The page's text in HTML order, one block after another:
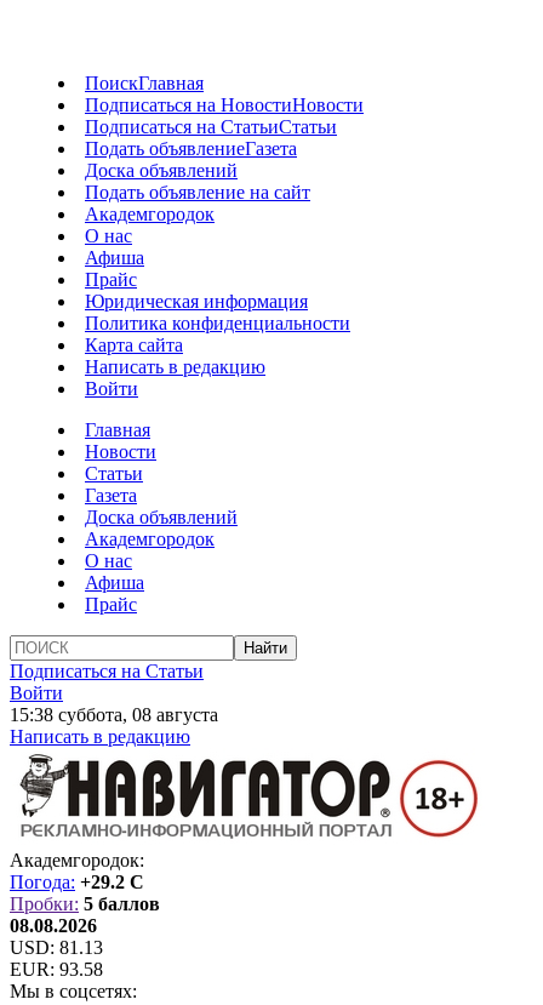
ПоискГлавная
Подписаться на НовостиНовости
Подписаться на СтатьиСтатьи
Подать объявлениеГазета
Доска объявлений
Подать объявление на сайт
Академгородок
О нас
Афиша
Прайс
Юридическая информация
Политика конфиденциальности
Карта сайта
Написать в редакцию
Войти
Главная
Новости
Статьи
Газета
Доска объявлений
Академгородок
О нас
Афиша
Прайс
Подписаться на Статьи
Войти
15:38 суббота, 08 августа
Написать в редакцию
Академгородок:
Погода: +29.2 C
Пробки: 5 баллов
08.08.2026
USD: 81.13
EUR: 93.58
Мы в соцсетях: